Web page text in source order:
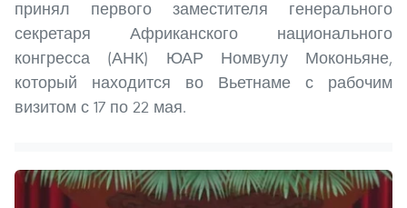
принял первого заместителя генерального
секретаря Африканского национального
конгресса (АНК) ЮАР Номвулу Моконьяне,
который находится во Вьетнаме с рабочим
визитом с 17 по 22 мая.